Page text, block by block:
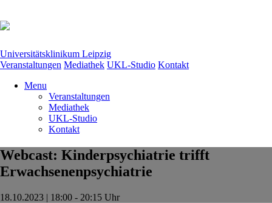
Universitätsklinikum Leipzig
Veranstaltungen Mediathek UKL-Studio Kontakt
Menu
Veranstaltungen
Mediathek
UKL-Studio
Kontakt
Webcast: Kinderpsychiatrie trifft
Erwachsenenpsychiatrie
18.10.2023 | 18:00 - 20:15 Uhr